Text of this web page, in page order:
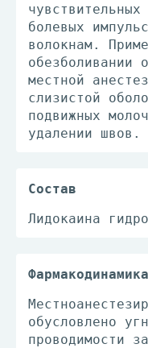
болевых
волокнам.
обезболивании
местной
слизистой
подвижных
удалении швов.
Состав
Лидокаина
Фармакодинамика
обусловлено
проводимости